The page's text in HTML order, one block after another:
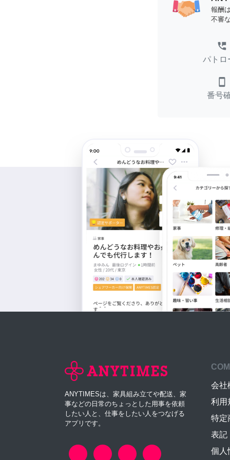
報酬
不審
perm_phone_msg
パトロ
smartphone
番号
ANYTIMESは、家具組み立てや配送、家
事などの日常のちょっとした用事を依頼
したい人と、仕事をしたい人をつなげる
アプリです。
会社
利用
特定
表記
個人